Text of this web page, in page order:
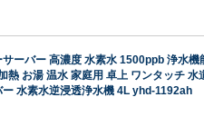
ーバー 高濃度 水素水 1500ppb 浄水機
熱 お湯 温水 家庭用 卓上 ワンタッチ 水
ー 水素水逆浸透浄水機 4L yhd-1192ah